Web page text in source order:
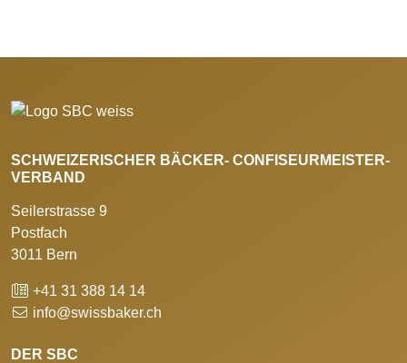
SCHWEIZERISCHER BÄCKER- CONFISEURMEISTER-
VERBAND
Seilerstrasse 9
Postfach
3011 Bern
+41 31 388 14 14
info@swissbaker.ch
DER SBC